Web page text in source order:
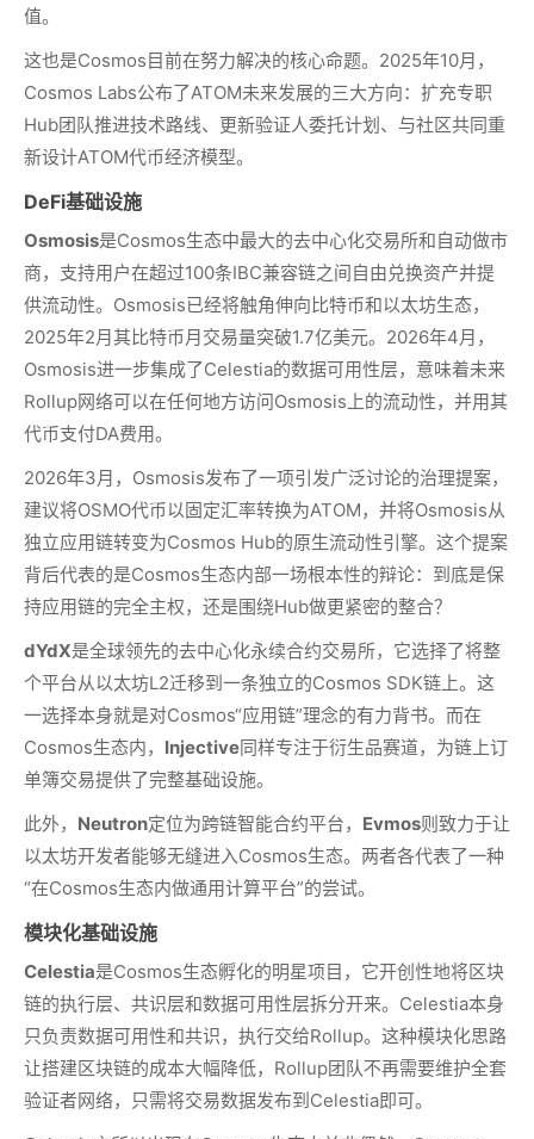
值。
这也是Cosmos目前在努力解决的核心命题。2025年10月，
Cosmos Labs公布了ATOM未来发展的三大方向：扩充专职
Hub团队推进技术路线、更新验证人委托计划、与社区共同重
新设计ATOM代币经济模型。
DeFi基础设施
Osmosis是Cosmos生态中最大的去中心化交易所和自动做市
商，支持用户在超过100条IBC兼容链之间自由兑换资产并提
供流动性。Osmosis已经将触角伸向比特币和以太坊生态，
2025年2月其比特币月交易量突破1.7亿美元。2026年4月，
Osmosis进一步集成了Celestia的数据可用性层，意味着未来
Rollup网络可以在任何地方访问Osmosis上的流动性，并用其
代币支付DA费用。
2026年3月，Osmosis发布了一项引发广泛讨论的治理提案，
建议将OSMO代币以固定汇率转换为ATOM，并将Osmosis从
独立应用链转变为Cosmos Hub的原生流动性引擎。这个提案
背后代表的是Cosmos生态内部一场根本性的辩论：到底是保
持应用链的完全主权，还是围绕Hub做更紧密的整合？
dYdX是全球领先的去中心化永续合约交易所，它选择了将整
个平台从以太坊L2迁移到一条独立的Cosmos SDK链上。这
一选择本身就是对Cosmos“应用链”理念的有力背书。而在
Cosmos生态内， Injective同样专注于衍生品赛道，为链上订
单簿交易提供了完整基础设施。
此外， Neutron定位为跨链智能合约平台， Evmos则致力于让
以太坊开发者能够无缝进入Cosmos生态。两者各代表了一种
“在Cosmos生态内做通用计算平台”的尝试。
模块化基础设施
Celestia是Cosmos生态孵化的明星项目，它开创性地将区块
链的执行层、共识层和数据可用性层拆分开来。Celestia本身
只负责数据可用性和共识，执行交给Rollup。这种模块化思路
让搭建区块链的成本大幅降低，Rollup团队不再需要维护全套
验证者网络，只需将交易数据发布到Celestia即可。